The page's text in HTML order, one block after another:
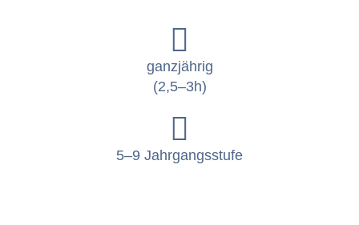
ganzjährig
(2,5–3h)
5–9 Jahrgangsstufe